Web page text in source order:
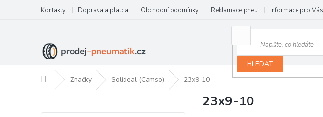
obsah
Kontakty Doprava a platba Obchodní podmínky Reklamace pneu Informace pro Vás
HLEDAT
Domů Značky Solideal (Camso) 23x9-10
o
23x9-10